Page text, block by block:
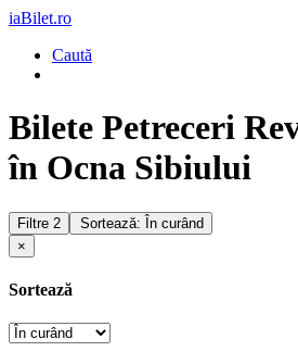
iaBilet.ro
Caută
Bilete Petreceri
în Ocna Sibiului
Filtre 2
Sortează: În curând
×
Sortează